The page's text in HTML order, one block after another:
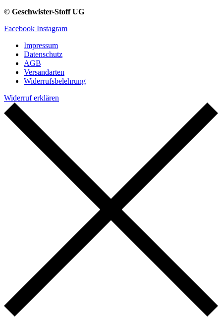
© Geschwister-Stoff UG
Facebook Instagram
Impressum
Datenschutz
AGB
Versandarten
Widerrufsbelehrung
Widerruf erklären